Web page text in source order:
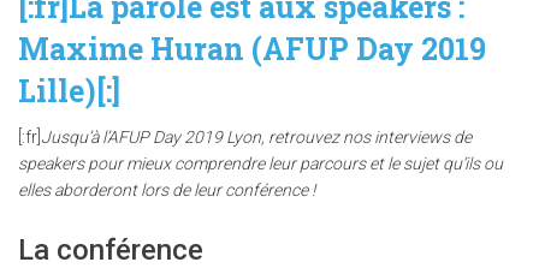
Maxime Huran (AFUP Day 2019
Lille)[:]
[:fr] Jusqu’à l’AFUP Day 2019 Lyon, retrouvez nos interviews de
speakers pour mieux comprendre leur parcours et le sujet qu’ils ou
elles aborderont lors de leur conférence !
La conférence